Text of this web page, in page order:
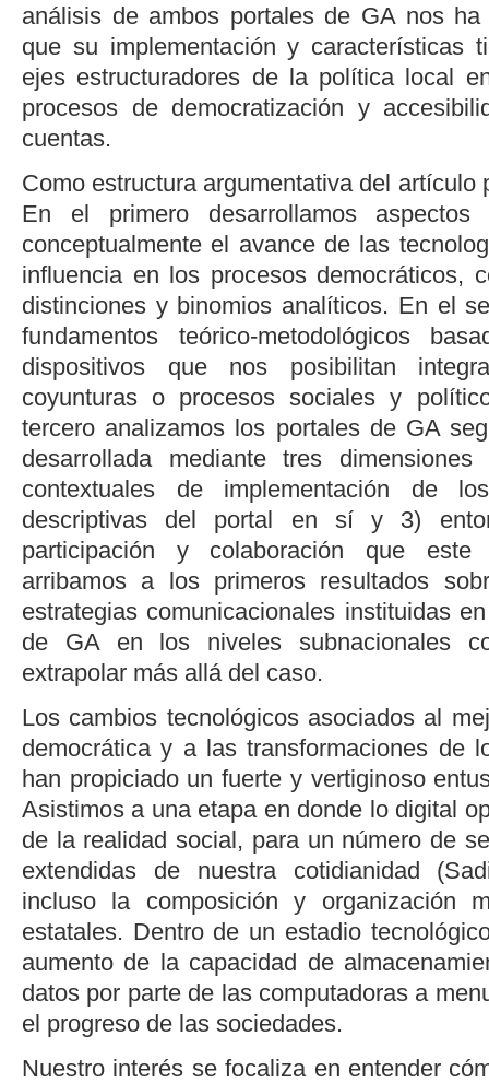
análisis de ambos portales de GA nos
que su implementación y características
ejes estructuradores de la política local
procesos de democratización y
cuentas.
Como estructura argumentativa del artículo
En el primero desarrollamos aspectos
conceptualmente el avance de las
influencia en los procesos democráticos,
distinciones y binomios analíticos. En el
fundamentos teórico-metodológicos
dispositivos que nos posibilitan
coyunturas o procesos sociales y
tercero analizamos los portales de GA
desarrollada mediante tres
contextuales de implementación de
descriptivas del portal en sí y 3)
participación y colaboración que
arribamos a los primeros resultados
estrategias comunicacionales instituidas
de GA en los niveles subnacionales
extrapolar más allá del caso.
Los cambios tecnológicos asociados al
democrática y a las transformaciones de
han propiciado un fuerte y vertiginoso
Asistimos a una etapa en donde lo digital
de la realidad social, para un número de
extendidas de nuestra cotidianidad (
incluso la composición y organización
estatales. Dentro de un estadio
aumento de la capacidad de
datos por parte de las computadoras a
el progreso de las sociedades.
Nuestro interés se focaliza en entender